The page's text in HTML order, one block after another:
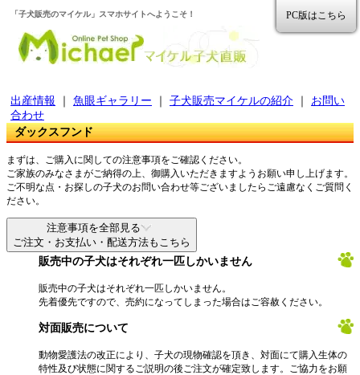
「子犬販売のマイケル」スマホサイトへようこそ！ PC版はこちら
出産情報 魚眼ギャラリー 子犬販売マイケルの紹介
お問い
合わせ
ダックスフンド
まずは、ご購入に関しての注意事項をご確認ください。
ご家族のみなさまがご納得の上、御購入いただきますようお願い申し上げます。
ご不明な点・お探しの子犬のお問い合わせ等ございましたらご遠慮なくご質問く
ださい。
注意事項を全部見る
ご注文・お支払い・配送方法もこちら
販売中の子犬はそれぞれ一匹しかいません
販売中の子犬はそれぞれ一匹しかいません。
先着優先ですので、売約になってしまった場合はご容赦ください。
対面販売について
動物愛護法の改正により、子犬の現物確認を頂き、対面にて購入生体の
特性及び状態に関するご説明の後ご注文が確定致します。ご協力をお願